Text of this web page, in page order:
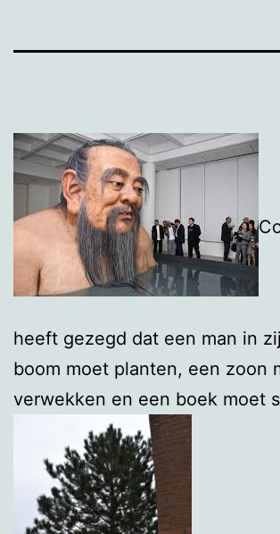
heeft gezegd dat een man in
boom moet planten, een zoon
verwekken en een boek moet